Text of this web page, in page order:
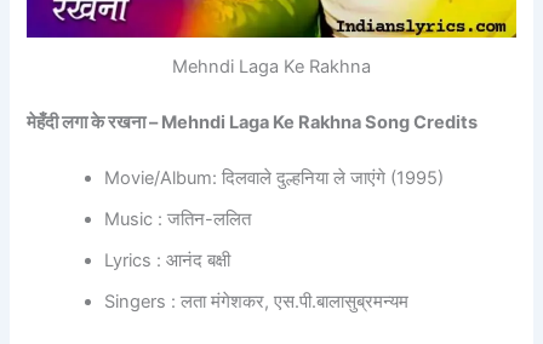
Mehndi Laga Ke Rakhna
मेहँदी लगा के रखना – Mehndi Laga Ke Rakhna Song Credits
Movie/Album: दिलवाले दुल्हनिया ले जाएंगे (1995)
Music : जतिन-ललित
Lyrics : आनंद बक्षी
Singers : लता मंगेशकर, एस.पी.बालासुब्रमन्यम